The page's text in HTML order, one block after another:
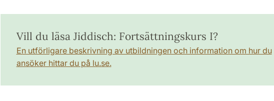
Vill du läsa Jiddisch: Fortsättningskurs I?
En utförligare beskrivning av utbildningen och information om hur du
ansöker hittar du på lu.se.